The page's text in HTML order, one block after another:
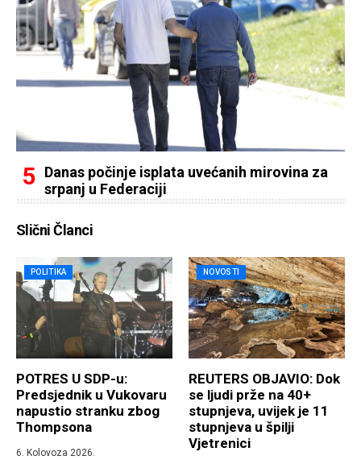
Danas počinje isplata uvećanih mirovina za
srpanj u Federaciji
Slični Članci
POLITIKA
POTRES U SDP-u:
Predsjednik u Vukovaru
napustio stranku zbog
Thompsona
6. Kolovoza 2026.
NOVOSTI
REUTERS OBJAVIO: Dok
se ljudi prže na 40+
stupnjeva, uvijek je 11
stupnjeva u špilji
Vjetrenici